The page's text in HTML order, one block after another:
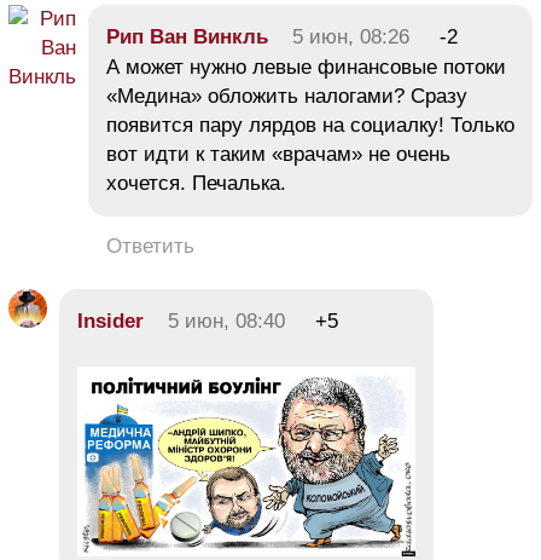
Рип Ван Винкль 5 июн, 08:26
-2
А может нужно левые финансовые потоки
«Медина» обложить налогами? Сразу
появится пару лярдов на социалку! Только
вот идти к таким «врачам» не очень
хочется. Печалька.
Ответить
Insider 5 июн, 08:40 +5